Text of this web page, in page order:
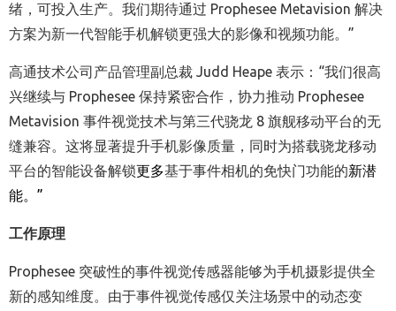
绪，可投入生产。我们期待通过 Prophesee Metavision 解决
方案为新一代智能手机解锁更强大的影像和视频功能。 ”
高通技术公司产品管理副总裁 Judd Heape 表示： “我们很高
兴继续与 Prophesee 保持紧密合作，协力推动 Prophesee
Metavision 事件视觉技术与第三代骁龙 8 旗舰移动平台的无
缝兼容。 这将显著提升手机影像质量，同时为搭载骁龙移动
平台的智能设备解锁更多基于事件相机的免快门功能的新潜
能。 ”
工作原理
Prophesee 突破性的事件视觉传感器能够为手机摄影提供全
新的感知维度。由于事件视觉传感仅关注场景中的动态变